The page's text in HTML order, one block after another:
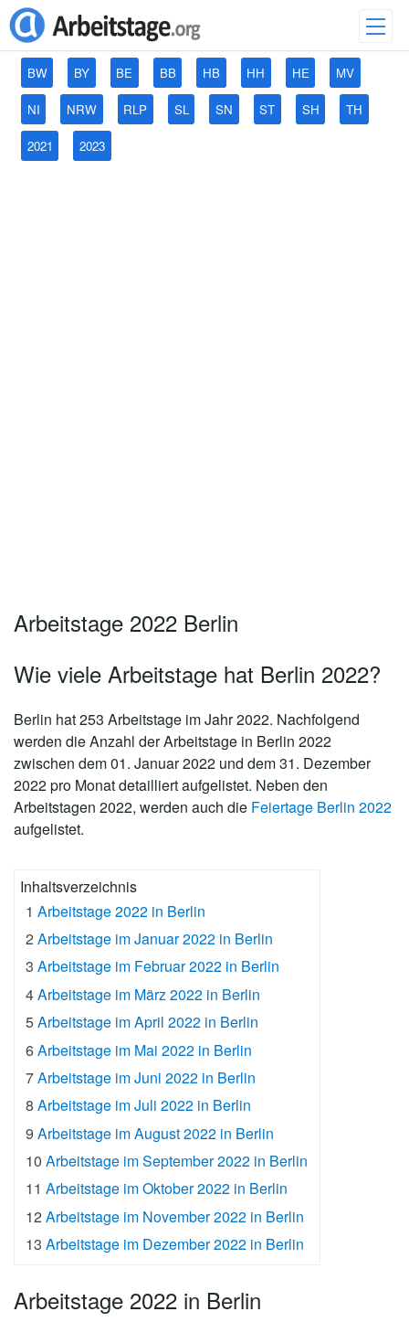
BW BY BE BB HB HH HE MV
NI NRW RLP SL SN ST SH TH
2021 2023
Arbeitstage 2022 Berlin
Wie viele Arbeitstage hat Berlin 2022?
Berlin hat 253 Arbeitstage im Jahr 2022. Nachfolgend
werden die Anzahl der Arbeitstage in Berlin 2022
zwischen dem 01. Januar 2022 und dem 31. Dezember
2022 pro Monat detailliert aufgelistet. Neben den
Arbeitstagen 2022, werden auch die Feiertage Berlin 2022
aufgelistet.
Inhaltsverzeichnis
1 Arbeitstage 2022 in Berlin
2 Arbeitstage im Januar 2022 in Berlin
3 Arbeitstage im Februar 2022 in Berlin
4Arbeitstage im März 2022 in Berlin
5Arbeitstage im April 2022 in Berlin
6Arbeitstage im Mai 2022 in Berlin
7Arbeitstage im Juni 2022 in Berlin
8 Arbeitstage im Juli 2022 in Berlin
9 Arbeitstage im August 2022 in Berlin
10 Arbeitstage im September 2022 in Berlin
11 Arbeitstage im Oktober 2022 in Berlin
12 Arbeitstage im November 2022 in Berlin
13 Arbeitstage im Dezember 2022 in Berlin
Arbeitstage 2022 in Berlin